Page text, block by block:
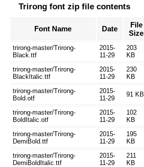
Trirong font zip file contents
Font Name Date
File
Size
trirong-master/Trirong-
Black.ttf
2015-
11-29
203
KB
trirong-master/Trirong-
BlackItalic.ttf
2015-
11-29
230
KB
trirong-master/Trirong-
Bold.otf
2015-
11-29
91 KB
trirong-master/Trirong-
BoldItalic.otf
2015-
11-29
102
KB
trirong-master/Trirong-
DemiBold.ttf
2015-
11-29
195
KB
trirong-master/Trirong-
DemiBoldItalic.ttf
2015-
11-29
211
KB